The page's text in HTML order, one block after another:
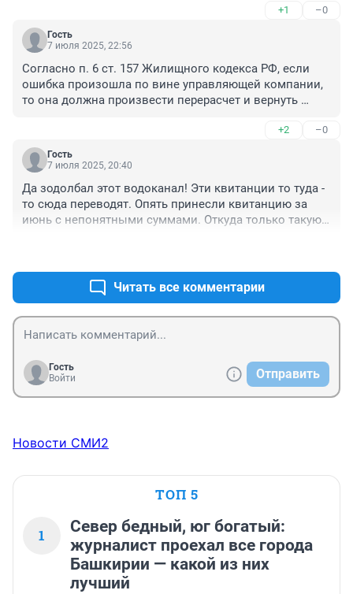
+1 –0
Гость
7 июля 2025, 22:56
Согласно п. 6 ст. 157 Жилищного кодекса РФ, если
ошибка произошла по вине управляющей компании,
то она должна произвести перерасчет и вернуть
потребителю услуг штраф в размере 50% от суммы
превышения. Но есть нюанс: эту компенсацию нельзя
получить деньгами, можно только использовать на
периодов.
+2 –0
Гость
7 июля 2025, 20:40
Да зодолбал этот водоканал! Эти квитанции то туда -
то сюда переводят. Опять принесли квитанцию за
июнь с непонятными суммами. Откуда только такую
Читать все комментарии
Гость
Войти
Отправить
Новости СМИ2
ТОП 5
1
Север бедный, юг богатый:
журналист проехал все города
Башкирии — какой из них
лучший